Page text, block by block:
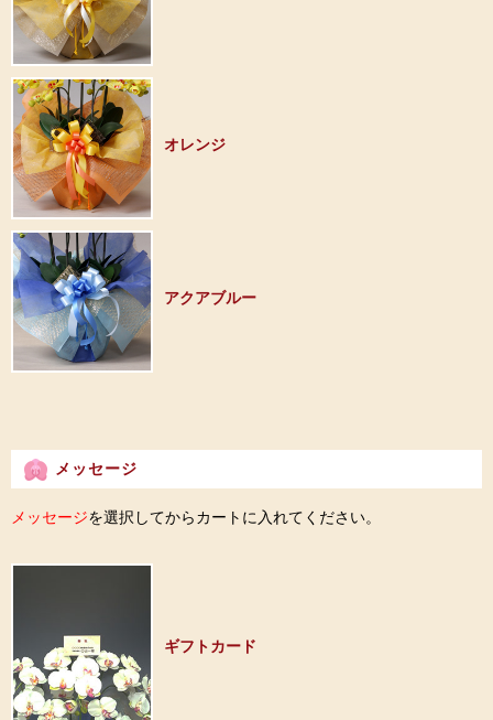
オレンジ
アクアブルー
メッセージ
メッセージを選択してからカートに入れてください。
ギフトカード